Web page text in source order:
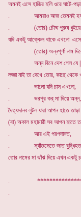
অমনই এসে হাজির হলি ওরে ঘাটে-
. আমরাও আজ তেমনই
. (তোর) চৌদ্দ পুরুষ ধুইয়ে
যদি একটু আক্কেল থাকে এখনো এসে
. (তোর) অন্নপূর্ণা নাম
. অন্ন বিনে দেশ গেল যে ||
লজ্জা নাই তা দেখে তোর, কাছে থেকে
. ভালো যদি চাস এখনো,
. ভরপুর কর্ মা দিয়ে অন্ন,
দৈত্যদানব লুটল যারা আপন হাতে তাড়া
(বা) অকাল মহামারী সব আপন হাতে
. আর এই পরপদানত,
. স্যাঁতসেতে জাত
তোর নামের মা ঝাঁঝ দিয়ে এখন একটু
.